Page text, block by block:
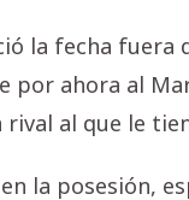
la fecha fuera
por ahora al
al que le
la posesión,